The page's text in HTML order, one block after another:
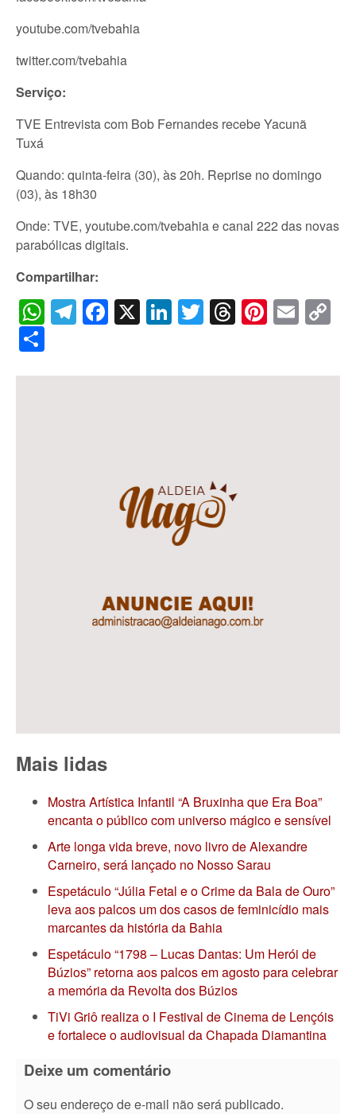
youtube.com/tvebahia
twitter.com/tvebahia
Serviço:
TVE Entrevista com Bob Fernandes recebe Yacunã
Tuxá
Quando: quinta-feira (30), às 20h. Reprise no domingo
(03), às 18h30
Onde: TVE, youtube.com/tvebahia e canal 222 das novas
parabólicas digitais.
Compartilhar:
WhatsApp
Telegram
Facebook
X LinkedIn
Twitter
Threads
Mais lidas
Mostra Artística Infantil “A Bruxinha que Era Boa”
encanta o público com universo mágico e sensível
Arte longa vida breve, novo livro de Alexandre
Carneiro, será lançado no Nosso Sarau
Espetáculo “Júlia Fetal e o Crime da Bala de Ouro”
leva aos palcos um dos casos de feminicídio mais
marcantes da história da Bahia
Espetáculo “1798 – Lucas Dantas: Um Herói de
Búzios” retorna aos palcos em agosto para celebrar
a memória da Revolta dos Búzios
TiVi Griô realiza o I Festival de Cinema de Lençóis
e fortalece o audiovisual da Chapada Diamantina
Deixe um comentário
O seu endereço de e-mail não será publicado.